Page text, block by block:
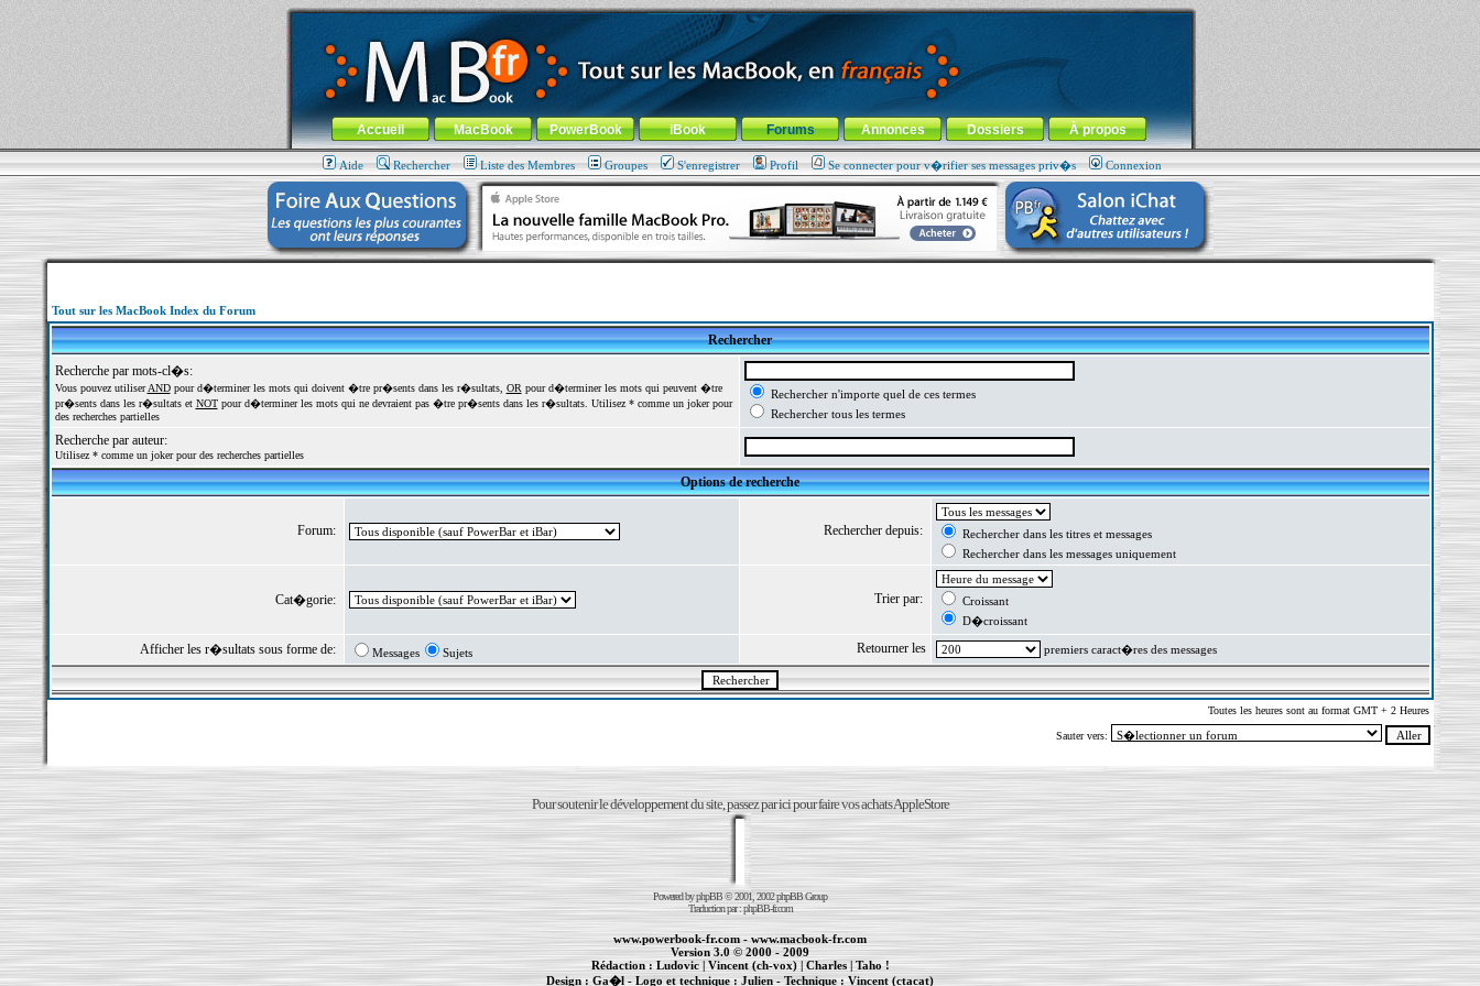
MacBook-fr.com : 100% Apple... 100% nomade !
Aller au contenu-Aller au menu général-Aller au menu de la rubrique
Menu général
Accueil MacBook PowerBook iBook Forums Annonces Dossiers À propos
Aide Rechercher Liste des Membres Groupes S'enregistrer Profil Se connecter pour v�rifier ses messages priv�s Connexion
Tout sur les MacBook Index du Forum
Rechercher
Recherche par mots-cl�s:
Vous pouvez utiliserANDpour d�terminer les mots qui doivent �tre pr�sents dans les r�sultats, OR pour d�terminer les mots qui peuvent �tre
pr�sents dans les r�sultats et NOTpour d�terminer les mots qui ne devraient pas �tre pr�sents dans les r�sultats. Utilisez * comme un joker pour
des recherches partielles
Rechercher n'importe quel de ces termes
Rechercher tous les termes
Recherche par auteur:
Utilisez * comme un joker pour des recherches partielles
Options de recherche
Forum: Rechercher depuis:
Rechercher dans les titres et messages
Rechercher dans les messages uniquement
Cat�gorie: Trier par:
Croissant
D�croissant
Afficher les r�sultats sous forme de: Messages Sujets Retourner les premiers caract�res des messages
Toutes les heures sont au format GMT + 2 Heures
Sauter vers:
Pour soutenir le développement du site, passez par ici pour faire vos achats AppleStore
Powered byphpBB© 2001, 2002 phpBB Group
Traduction par :phpBB-fr.com
www.powerbook-fr.com-www.macbook-fr.com
Version 3.0 © 2000 - 2009
Rédaction :Ludovic| Vincent (ch-vox)|Charles| Taho !
Design : Ga�l - Logo et technique : Julien - Technique :Vincent (ctacat)